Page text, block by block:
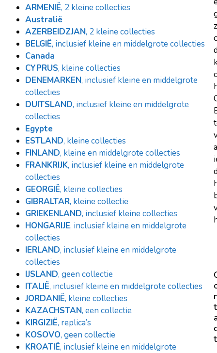
ARMENIË, 2 kleine collecties
Australië
AZERBEIDZJAN, 2 kleine collecties
BELGIË, inclusief kleine en middelgrote collecties
Canada
CYPRUS, kleine collecties
DENEMARKEN, inclusief kleine en middelgrote
collecties
DUITSLAND, inclusief kleine en middelgrote
collecties
Egypte
ESTLAND, kleine collecties
FINLAND, kleine en middelgrote collecties
FRANKRIJK, inclusief kleine en middelgrote
collecties
GEORGIË, kleine collecties
GIBRALTAR, kleine collectie
GRIEKENLAND, inclusief kleine collecties
HONGARIJE, inclusief kleine en middelgrote
collecties
IERLAND, inclusief kleine en middelgrote
collecties
IJSLAND, geen collectie
ITALIË, inclusief kleine en middelgrote collecties
JORDANIË, kleine collecties
KAZACHSTAN, een collectie
KIRGIZIË, replica’s
KOSOVO, geen collectie
KROATIË, inclusief kleine en middelgrote
t
t